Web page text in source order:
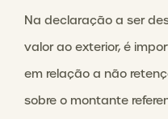
Na declaração a ser
valor ao exterior, é
em relação a não
sobre o montante